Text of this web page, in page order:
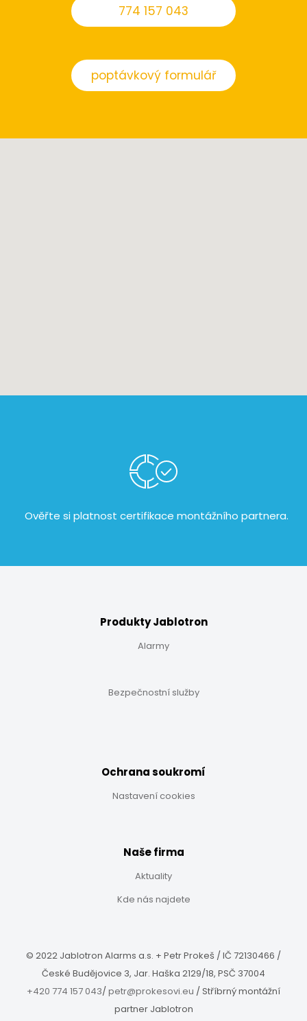
774 157 043
poptávkový formulář
Ověřte si platnost certifikace montážního partnera.
Produkty Jablotron
Alarmy
Bezpečnostní služby
Ochrana soukromí
Nastavení cookies
Naše firma
Aktuality
Kde nás najdete
© 2022 Jablotron Alarms a.s. + Petr Prokeš / IČ 72130466 /
České Budějovice 3, Jar. Haška 2129/18, PSČ 37004
+420 774 157 043/petr@prokesovi.eu /Stříbrný montážní
partner Jablotron